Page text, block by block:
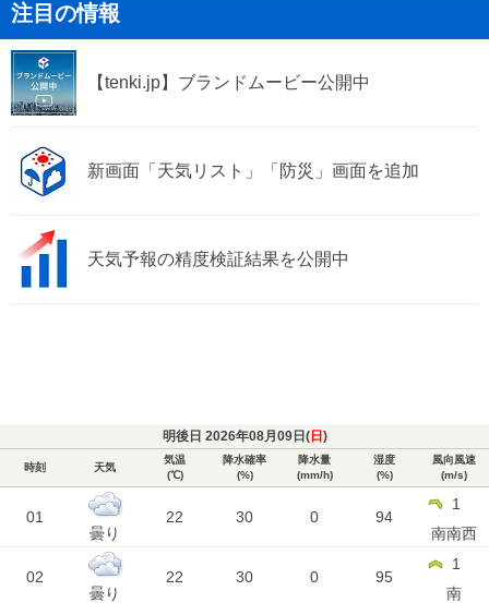
注目の情報
【tenki.jp】ブランドムービー公開中
新画面「天気リスト」「防災」画面を追加
天気予報の精度検証結果を公開中
明後日 2026年08月09日(日 )
時刻 天気
気温
(℃)
降水確率
(%)
降水量
(mm/h)
湿度
(%)
風向風速
(m/s)
01
曇り
22 30 0 94
1
南南西
02
曇り
22 30 0 95
1
南